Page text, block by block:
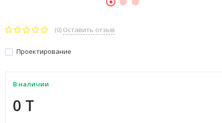
(0) Оставить отзыв
Проектирование
В наличии
0 T